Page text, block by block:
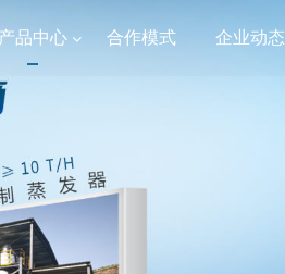
产品中心 合作模式 企业动态